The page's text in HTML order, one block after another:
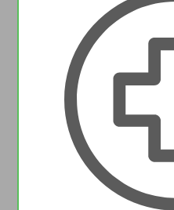
assistant(e) en
plein ou à temps partiel.
La connaissance des
atout: français,
Entrée en fonction: